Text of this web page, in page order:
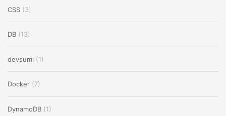
CSS (3)
DB (13)
devsumi (1)
Docker (7)
DynamoDB (1)